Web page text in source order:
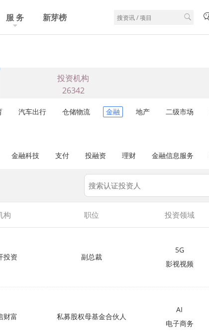
服 务 新芽榜
投资机构
26342
汽车出行 仓储物流 金融 地产 二级市场
金融科技 支付 投融资 理财 金融信息服务
构 职位 投资领域
投资 副总裁
5G
影视视频
财富 私募股权母基金合伙人
AI
电子商务